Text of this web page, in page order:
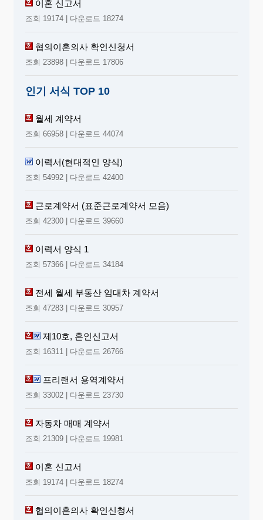
이혼 신고서
조회 19174 | 다운로드 18274
협의이혼의사 확인신청서
조회 23898 | 다운로드 17806
인기 서식 TOP 10
월세 계약서
조회 66958 | 다운로드 44074
이력서(현대적인 양식)
조회 54992 | 다운로드 42400
근로계약서 (표준근로계약서 모음)
조회 42300 | 다운로드 39660
이력서 양식 1
조회 57366 | 다운로드 34184
전세 월세 부동산 임대차 계약서
조회 47283 | 다운로드 30957
제10호, 혼인신고서
조회 16311 | 다운로드 26766
프리랜서 용역계약서
조회 33002 | 다운로드 23730
자동차 매매 계약서
조회 21309 | 다운로드 19981
이혼 신고서
조회 19174 | 다운로드 18274
협의이혼의사 확인신청서